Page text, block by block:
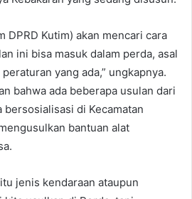
DPRD Kutim) akan mencari cara
ini bisa masuk dalam perda, asal
yang ada,” ungkapnya.
bahwa ada beberapa usulan dari
bersosialisasi di Kecamatan
bantuan alat
jenis kendaraan ataupun